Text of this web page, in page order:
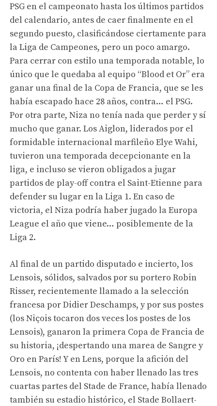
PSG en el campeonato hasta los últimos partidos
del calendario, antes de caer finalmente en el
segundo puesto, clasificándose ciertamente para
la Liga de Campeones, pero un poco amargo.
Para cerrar con estilo una temporada notable, lo
único que le quedaba al equipo “Blood et Or” era
ganar una final de la Copa de Francia, que se les
había escapado hace 28 años, contra… el PSG.
Por otra parte, Niza no tenía nada que perder y sí
mucho que ganar. Los Aiglon, liderados por el
formidable internacional marfileño Elye Wahi,
tuvieron una temporada decepcionante en la
liga, e incluso se vieron obligados a jugar
partidos de play-off contra el Saint-Etienne para
defender su lugar en la Liga 1. En caso de
victoria, el Niza podría haber jugado la Europa
League el año que viene… posiblemente de la
Liga 2.
Al final de un partido disputado e incierto, los
Lensois, sólidos, salvados por su portero Robin
Risser, recientemente llamado a la selección
francesa por Didier Deschamps, y por sus postes
(los Niçois tocaron dos veces los postes de los
Lensois), ganaron la primera Copa de Francia de
su historia, ¡despertando una marea de Sangre y
Oro en París! Y en Lens, porque la afición del
Lensois, no contenta con haber llenado las tres
cuartas partes del Stade de France, había llenado
también su estadio histórico, el Stade Bollaert-